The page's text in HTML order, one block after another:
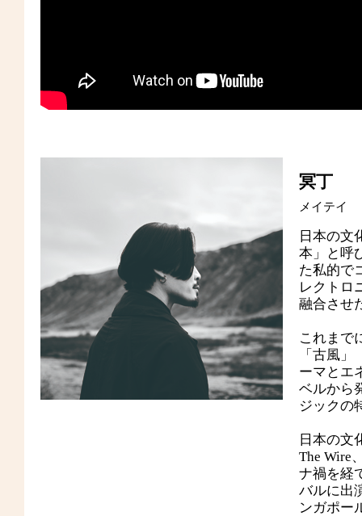
冥丁
メイテイ
日本の文
本」と呼
た私的で
レクトロ
融合させ
これまで
「古風
ーマとエ
ベルから
ジックの
日本の文
The Wire
ナ禍を経
バルに出
ンガポー